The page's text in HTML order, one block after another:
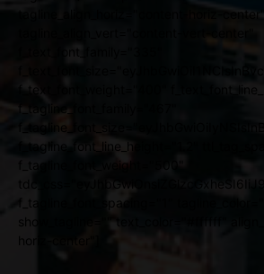
tagline_align_horiz="content-horiz-
f_text_font_weight="400"
f_tagline_font_line_height="1.2"
f_tagline_font_weight="500"
f_tagline_font_spacing="1"
show_tagline="" text_color="#ffffff"